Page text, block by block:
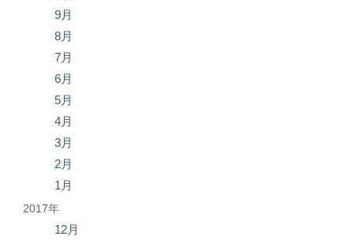
9月
8月
7月
6月
5月
4月
3月
2月
1月
2017年
12月